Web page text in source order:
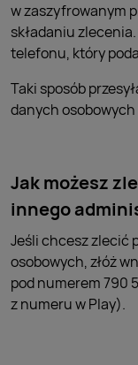
w zaszyfrowanym
składaniu
telefonu, który
Taki sposób
danych
Jak możesz
innego
Jeśli chcesz zlecić
osobowych, złóż
pod numerem 790
z numeru w Play).